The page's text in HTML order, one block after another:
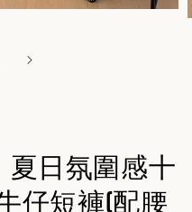
夏日氛圍感十
仔短褲(配腰